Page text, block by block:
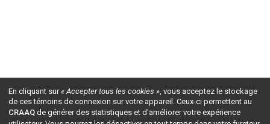
En cliquant sur« Accepter tous les cookies », vous acceptez le stockage
de ces témoins de connexion sur votre appareil. Ceux-ci permettent au
CRAAQ de générer des statistiques et d'améliorer votre expérience